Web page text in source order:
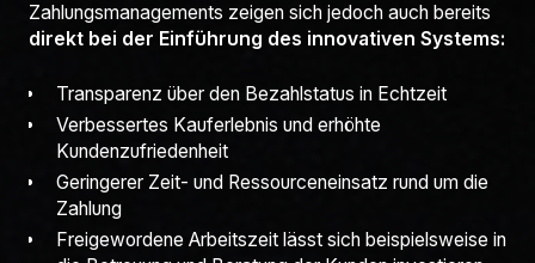
Zahlungsmanagements zeigen sich jedoch auch bereits
direkt bei der Einführung des innovativen Systems:
Transparenz über den Bezahlstatus in Echtzeit
Verbessertes Kauferlebnis und erhöhte
Kundenzufriedenheit
Geringerer Zeit- und Ressourceneinsatz rund um die
Zahlung
Freigewordene Arbeitszeit lässt sich beispielsweise in